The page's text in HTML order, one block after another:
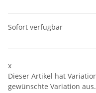
Sofort verfügbar
x
Dieser Artikel hat
gewünschte Variation aus.